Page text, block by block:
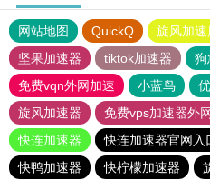
网站地图 QuickQ 旋风加速
坚果加速器
tiktok加速器
狗
免费vqn外网加速
小蓝鸟
旋风加速器
免费vps加速器外
快连加速器
快连加速器官网入
快鸭加速器
快柠檬加速器